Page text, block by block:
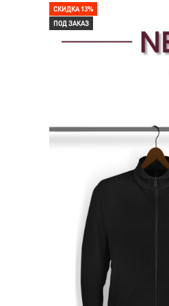
СКИДКА 13%
ПОД ЗАКАЗ